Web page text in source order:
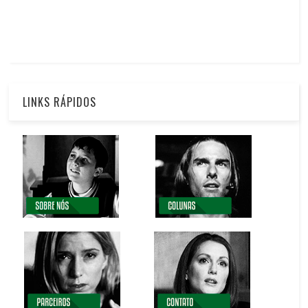
LINKS RÁPIDOS